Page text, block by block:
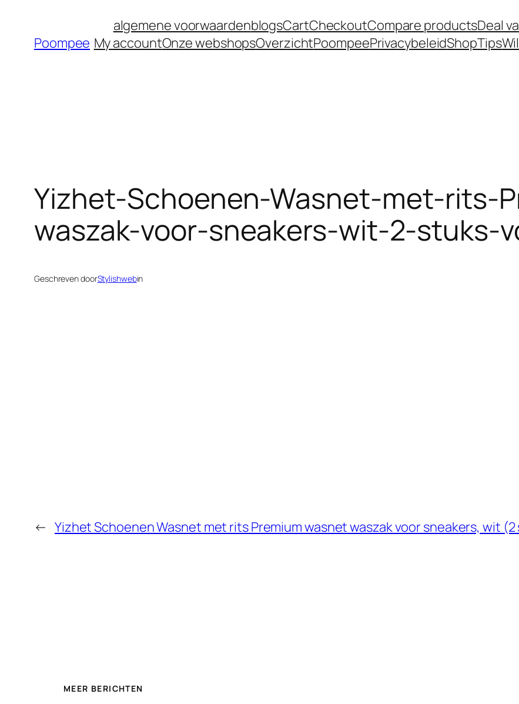
Poompee
algemene voorwaardenblogsCartCheckoutCompare productsDeal
My accountOnze webshopsOverzichtPoompeePrivacybeleidShopTips
Yizhet-Schoenen-Wasnet-met-rits-
waszak-voor-sneakers-wit-2-stuks-
Geschreven doorStylishwebin
← Yizhet Schoenen Wasnet met rits Premium wasnet waszak voor sneakers, wit
MEER BERICHTEN